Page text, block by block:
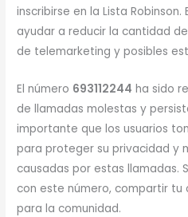
inscribirse en la Lista
ayudar a reducir la cantidad
de telemarketing y posibles
El número 693112244 ha sido
de llamadas molestas y
importante que los usuarios
para proteger su privacidad y
causadas por estas llamadas.
con este número, compartir tu
para la comunidad.